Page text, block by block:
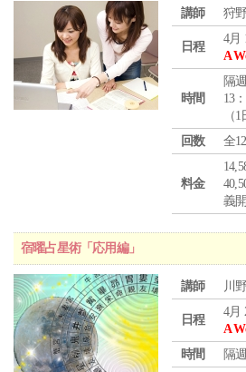
講師 狩
日程
4月
A
時間
隔
13
（
回数
全
料金
義
宿曜占星術「応用編」
講師 川
日程
4月
A
時間
隔